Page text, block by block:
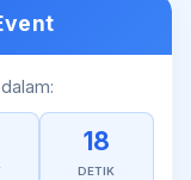
18
DETIK